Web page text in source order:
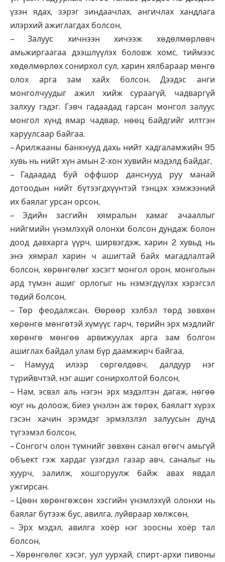
үзэн ядах, зэрэг зиндаачлах, ангичлах хандлага
илэрхий ажиглагдах болсон,
– Залуус хичнээн хичээж хөдөлмөрлөвч
амьжиргаагаа дээшлүүлэх боловж хомс, тиймээс
хөдөлмөрлөх сонирхол сул, харин хялбараар мөнгө
олох арга зам хайх болсон. Дээдэс анги
монголчуудыг ажил хийж сураагүй, чадваргүй
залхуу гэдэг. Гэвч гадаадад гарсан монгол залуус
монгол хүнд ямар чадвар, нөөц байдгийг илтгэн
харуулсаар байгаа.
– Арилжааны банкнууд дахь нийт хадгаламжийн 95
хувь нь нийт хүн амын 2-хон хувийн мэдэлд байдаг,
– Гадаадад буй оффшор данснууд руу манай
дотоодын нийт бүтээгдхүүнтэй тэнцэх хэмжээний
их баялаг урсан орсон,
– Эдийн засгийн хямралын хамаг ачааллыг
нийгмийн үнэмлэхүй олонхи болсон дундаж болон
доод давхарга үүрч, ширвэгдэж, харин 2 хувьд нь
энэ хямрал харин ч ашигтай байх магадлалтай
болсон, хөрөнгөлөг хэсэгт монгол орон, монголын
ард түмэн ашиг орлогыг нь нэмэгдүүлэх хэрэгсэл
төдий болсон,
– Төр феодалжсан. Өөрөөр хэлбэл төрд зөвхөн
хөрөнгө мөнгөтэй хүмүүс гарч, төрийн эрх мэдлийг
хөрөнгө мөнгөө арвижуулах арга зам болгон
ашиглах байдал улам бүр даамжирч байгаа,
– Намууд илээр сөргөлдөвч, далдуур нэг
түрийвчтэй, нэг ашиг сонирхолтой болсон,
– Нам, эсвэл аль нэгэн эрх мэдэлтэн дагаж, нөгөө
юуг нь долоож, биеэ үнэлэн аж төрөх, баялагт хүрэх
гэсэн хачин эрэмдэг эрмэлзлэл залуусын дунд
түгээмэл болсон,
– Сонгогч олон түмнийг зөвхөн санал өгөгч амьгүй
объект гэж хардаг үзэгдэл газар авч, саналыг нь
хуурч, залилж, хошгоруулж байж авах явдал
ужгирсан.
– Цөөн хөрөнгөжсөн хэсгийн үнэмлэхүй олонхи нь
баялаг бүтээж бус, авилга, луйвраар хөлжсөн,
– Эрх мэдэл, авилга хоёр нэг зоосны хоёр тал
болсон,
– Хөрөнгөлөг хэсэг, уул уурхай, спирт-архи пивоны